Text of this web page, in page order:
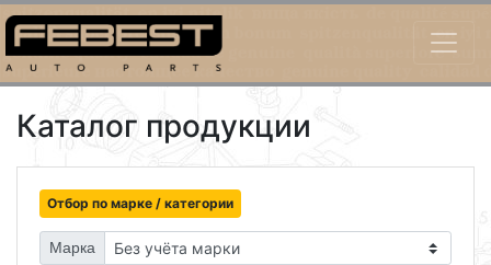
Каталог продукции
Отбор по марке / категории
Марка